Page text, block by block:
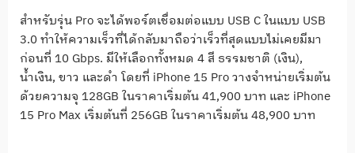
สำหรับรุ่น Pro จะได้พอร์ตเชื่อมต่อแบบ USB C ในแบบ USB
3.0 ทำให้ความเร็วที่ได้กลับมาถือว่าเร็วที่สุดแบบไม่เคยมีมา
ก่อนที่ 10 Gbps. มีให้เลือกทั้งหมด 4 สี ธรรมชาติ (เงิน),
น้ำเงิน, ขาว และดำ โดยที่ iPhone 15 Pro วางจำหน่ายเริ่มต้น
ด้วยความจุ 128GB ในราคาเริ่มต้น 41,900 บาท และ iPhone
15 Pro Max เริ่มต้นที่ 256GB ในราคาเริ่มต้น 48,900 บาท